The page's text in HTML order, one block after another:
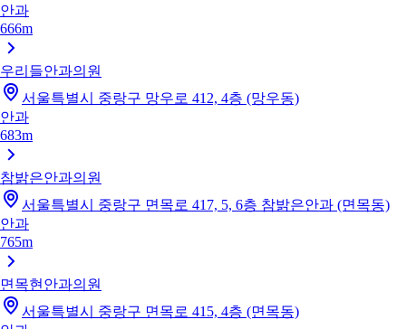
안과
666m
우리들안과의원
서울특별시 중랑구 망우로 412, 4층 (망우동)
안과
683m
참밝은안과의원
서울특별시 중랑구 면목로 417, 5, 6층 참밝은안과 (면목동)
안과
765m
면목현안과의원
서울특별시 중랑구 면목로 415, 4층 (면목동)